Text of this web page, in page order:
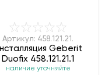
Артикул: 458.121.21.
Geberit
Duofix 458.121.21.1
наличие уточняйте